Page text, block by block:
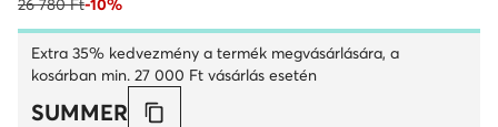
26 780 Ft-10%
Extra 35% kedvezmény a termék megvásárlására, a
kosárban min. 27 000 Ft vásárlás esetén
SUMMER